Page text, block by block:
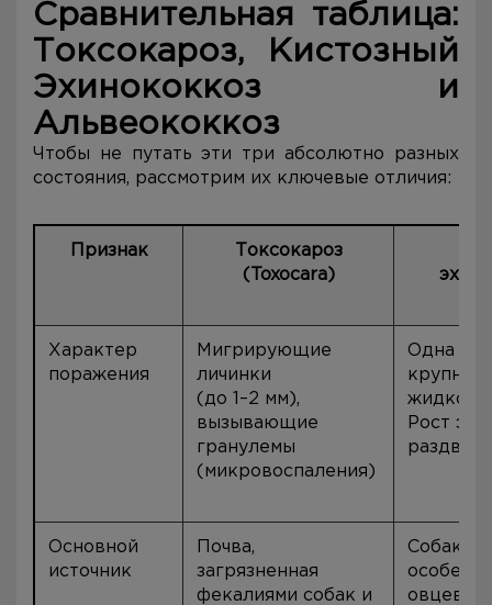
Сравнительная таблица:
Токсокароз, Кистозный
Эхинококкоз и
Альвеококкоз
Чтобы не путать эти три абсолютно разных
состояния, рассмотрим их ключевые отличия:
Признак
Токсокароз
(Toxocara)
Характер
поражения
Мигрирующие
личинки
(до 1–2 мм),
вызывающие
гранулемы
(микровоспаления)
Одна
крупных
Рост
Основной
источник
Почва,
загрязненная
фекалиями собак и
Собаки,